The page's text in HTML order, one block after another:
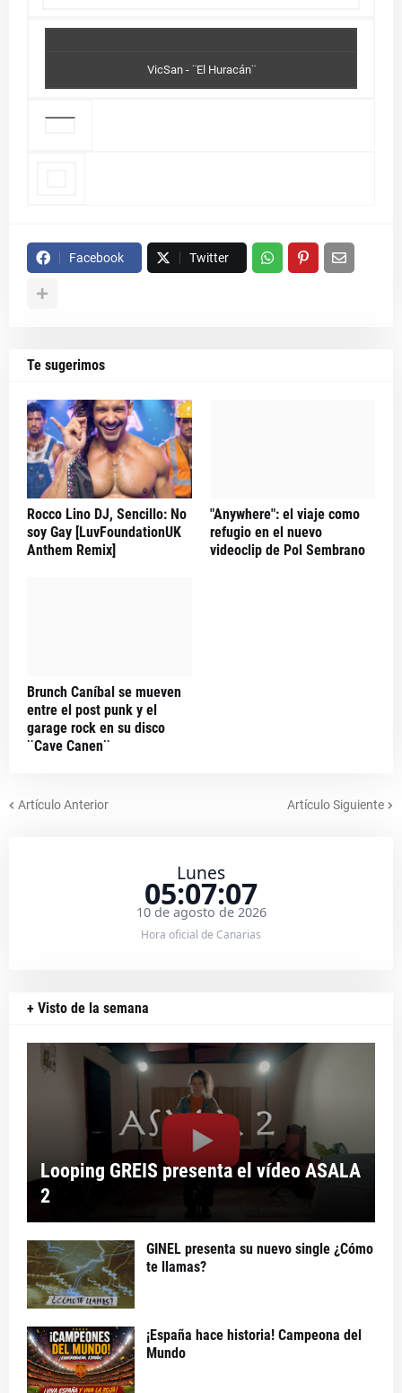
VicSan - ¨El Huracán¨
Facebook Twitter
Te sugerimos
Rocco Lino DJ, Sencillo: No
soy Gay [LuvFoundationUK
Anthem Remix]
"Anywhere": el viaje como
refugio en el nuevo
videoclip de Pol Sembrano
Brunch Caníbal se mueven
entre el post punk y el
garage rock en su disco
¨Cave Canen¨
Artículo Anterior Artículo Siguiente
Lunes
05:07:07
10 de agosto de 2026
Hora oficial de Canarias
+ Visto de la semana
Looping GREIS presenta el vídeo ASALA
2
GINEL presenta su nuevo single ¿Cómo
te llamas?
¡España hace historia! Campeona del
Mundo